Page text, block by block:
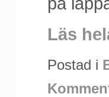
Läs
Postad i